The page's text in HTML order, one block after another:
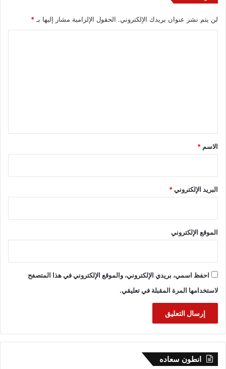
لن يتم نشر عنوان بريدك الإلكتروني. الحقول الإلزامية مشار إليها بـ *
*
الاسم *
البريد الإلكتروني*
الموقع الإلكتروني
احفظ اسمي، بريدي الإلكتروني، والموقع الإلكتروني في هذا المتصفح
لاستخدامها المرة المقبلة في تعليقي.
انطون سعاده